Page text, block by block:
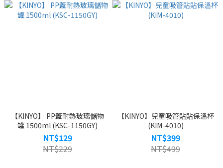
【KINYO】 PP蓋耐熱玻璃儲物
罐 1500ml (KSC-1150GY)
NT$129
NT$229
【KINYO】兒童吸管貼貼保溫杯
(KIM-4010)
NT$399
NT$499